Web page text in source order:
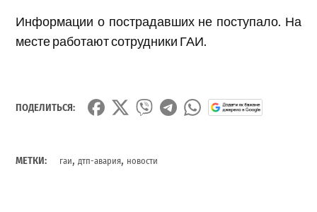
Информации о пострадавших не поступало. На
месте работают сотрудники ГАИ.
ПОДЕЛИТЬСЯ:
МЕТКИ: гаи,дтп-авария, новости